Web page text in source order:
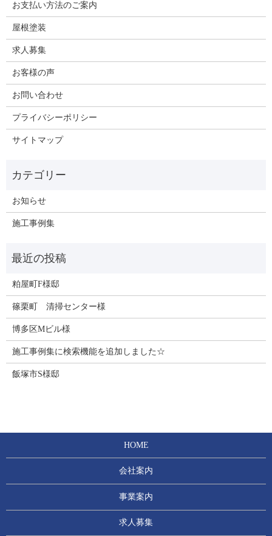
お支払い方法のご案内
屋根塗装
求人募集
お客様の声
お問い合わせ
プライバシーポリシー
サイトマップ
お知らせ
施工事例集
粕屋町F様邸
篠栗町 清掃センター様
博多区Mビル様
施工事例集に検索機能を追加しました☆
飯塚市S様邸
HOME
会社案内
事業案内
求人募集